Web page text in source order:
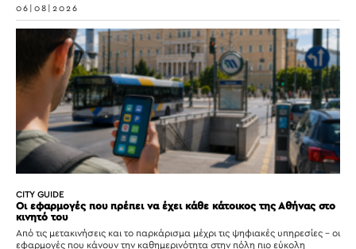
06|08|2026
CITY GUIDE
Οι εφαρμογές που πρέπει να έχει κάθε κάτοικος της Αθήνας στο
κινητό του
Από τις μετακινήσεις και το παρκάρισμα μέχρι τις ψηφιακές υπηρεσίες – οι
εφαρμογές που κάνουν την καθημερινότητα στην πόλη πιο εύκολη